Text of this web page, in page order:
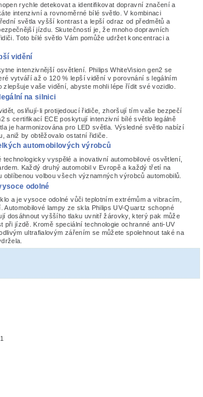
rychle detekovat a identifikovat dopravní značení a
intenzivní a rovnoměrné bílé světlo. V kombinaci
světla vyšší kontrast a lepší odraz od předmětů a
jízdu. Skutečností je, že mnoho dopravních
Toto bílé světlo Vám pomůže udržet koncentraci a
vidění
intenzivnější osvětlení. Philips WhiteVision gen2 se
vytváří až o 120 % lepší vidění v porovnání s legálním
vaše vidění, abyste mohli lépe řídit své vozidlo.
na silnici
oslňují-li protijedoucí řidiče, zhoršují tím vaše bezpečí
s certifikací ECE poskytují intenzivní bílé světlo legálně
je harmonizována pro LED světla. Výsledné světlo nabízí
aniž by obtěžovalo ostatní řidiče.
automobilových výrobců
vyspělé a inovativní automobilové osvětlení,
Každý druhý automobil v Evropě a každý třetí na
volbou všech významných výrobců automobilů.
odolné
a je vysoce odolné vůči teplotním extrémům a vibracím,
lampy ze skla Philips UV-Quartz schopné
dosáhnout vyššího tlaku uvnitř žárovky, který pak může
jízdě. Kromě speciální technologie ochranné anti-UV
ultrafialovým zářením se můžete spolehnout také na